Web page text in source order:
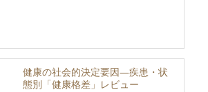
健康の社会的決定要因―疾患・状
態別「健康格差」レビュー